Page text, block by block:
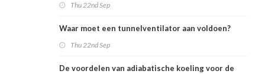
Thu 22nd Sep
Waar moet een tunnelventilator aan voldoen?
Thu 22nd Sep
De voordelen van adiabatische koeling voor de